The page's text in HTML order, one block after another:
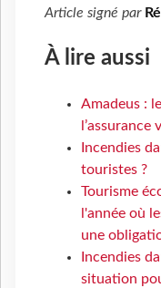
Article signé par
À lire aussi
Amadeus :
l’assurance
Incendies
touristes ?
Tourisme
l'année où
une
Incendies
situation